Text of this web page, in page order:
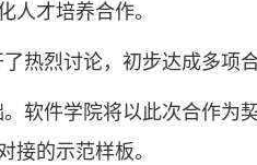
人才培养合作。
热烈讨论，初步达成多项合
软件学院将以此次合作为
接的示范样板。